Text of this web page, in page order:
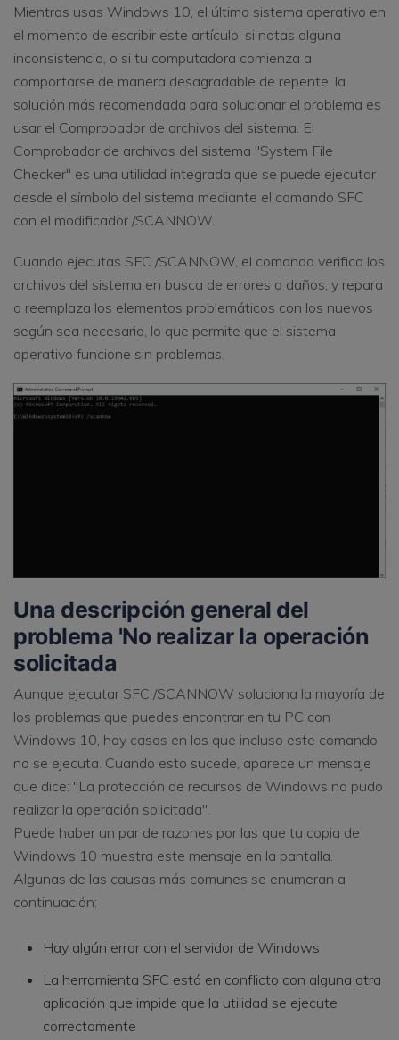
Repairit - Reparar Datos
UBackit - Respaldar Datos
Mientras usas Windows 10, el último sistema operativo en
el momento de escribir este artículo, si notas alguna
inconsistencia, o si tu computadora comienza a
comportarse de manera desagradable de repente, la
solución más recomendada para solucionar el problema es
usar el Comprobador de archivos del sistema. El
Comprobador de archivos del sistema "System File
Checker" es una utilidad integrada que se puede ejecutar
desde el símbolo del sistema mediante el comando SFC
con el modificador /SCANNOW.
Cuando ejecutas SFC /SCANNOW, el comando verifica los
archivos del sistema en busca de errores o daños, y repara
o reemplaza los elementos problemáticos con los nuevos
según sea necesario, lo que permite que el sistema
operativo funcione sin problemas.
Una descripción general del
problema 'No realizar la operación
solicitada
Aunque ejecutar SFC /SCANNOW soluciona la mayoría de
los problemas que puedes encontrar en tu PC con
Windows 10, hay casos en los que incluso este comando
no se ejecuta. Cuando esto sucede, aparece un mensaje
que dice: "La protección de recursos de Windows no pudo
realizar la operación solicitada".
Puede haber un par de razones por las que tu copia de
Windows 10 muestra este mensaje en la pantalla.
Algunas de las causas más comunes se enumeran a
continuación:
Hay algún error con el servidor de Windows
La herramienta SFC está en conflicto con alguna otra
aplicación que impide que la utilidad se ejecute
correctamente